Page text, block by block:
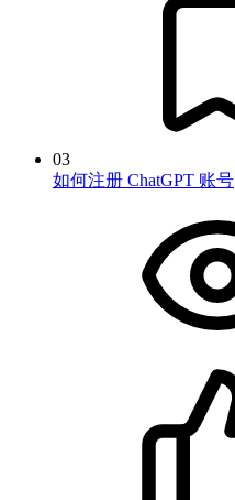
03
如何注册 ChatGPT 账号